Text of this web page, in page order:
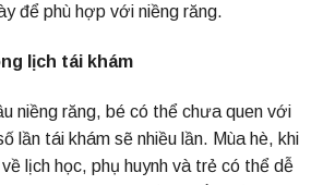
để phù hợp với niềng răng.
lịch tái khám
niềng răng, bé có thể chưa quen với
lần tái khám sẽ nhiều lần. Mùa hè, khi
lịch học, phụ huynh và trẻ có thể dễ